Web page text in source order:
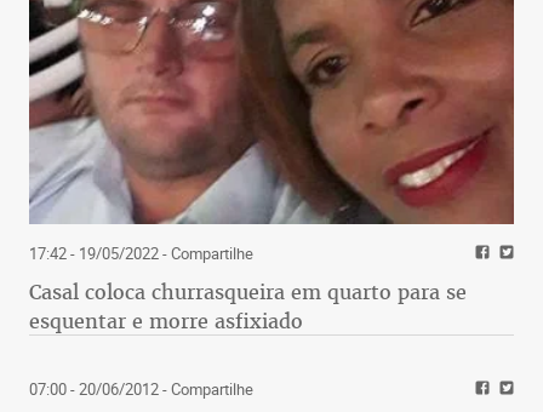
17:42 - 19/05/2022- Compartilhe
Casal coloca churrasqueira em quarto para se
esquentar e morre asfixiado
07:00 - 20/06/2012- Compartilhe